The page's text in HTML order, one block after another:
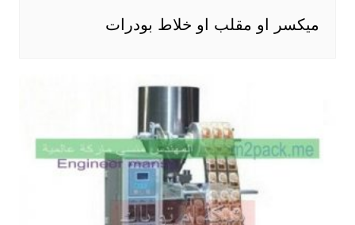
ميكسر او مقلب او خلاط بودرات